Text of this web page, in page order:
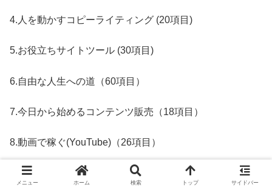
4.人を動かすコピーライティング (20項目)
5.お役立ちサイトツール (30項目)
6.自由な人生への道（60項目）
7.今日から始めるコンテンツ販売（18項目）
8.動画で稼ぐ(YouTube)（26項目）
9.資産になるブログ構築（30項目）
メニュー ホーム 検索 トップ サイドバー